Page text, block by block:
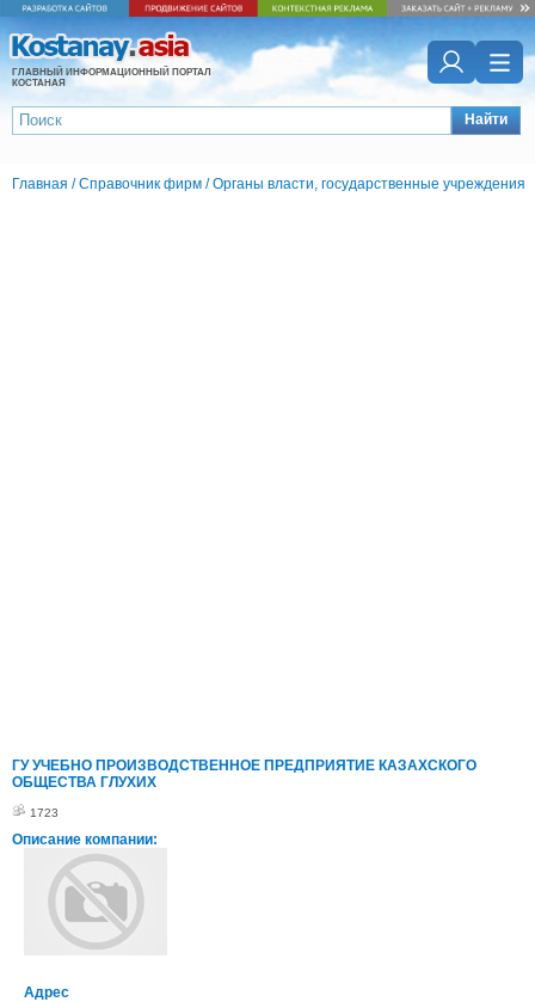
ГЛАВНЫЙ ИНФОРМАЦИОННЫЙ ПОРТАЛ
КОСТАНАЯ
Найти
Главная /Справочник фирм /Органы власти, государственные учреждения
ГУ УЧЕБНО ПРОИЗВОДСТВЕННОЕ ПРЕДПРИЯТИЕ КАЗАХСКОГО
ОБЩЕСТВА ГЛУХИХ
1723
Описание компании:
Адрес